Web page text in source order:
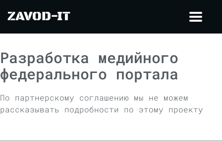
ZAVOD-IT
Разработка медийного
федерального портала
По партнерскому соглашению мы не можем
рассказывать подробности по этому проекту